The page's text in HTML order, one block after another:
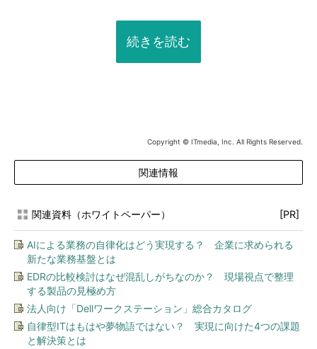
続きを読む
Copyright © ITmedia, Inc. All Rights Reserved.
関連情報
関連資料（ホワイトペーパー） [PR]
AIによる業務の自律化はどう実現する？ 企業に求められる
新たな業務基盤とは
EDRの比較検討はなぜ混乱しがちなのか？ 現場視点で整理
する製品の見極め方
法人向け「Dellワークステーション」総合カタログ
自律型ITはもはや夢物語ではない？ 実現に向けた4つの課題
と解決策とは